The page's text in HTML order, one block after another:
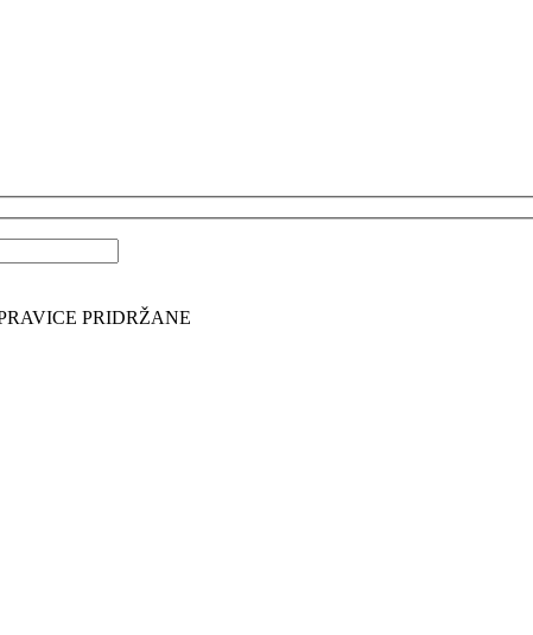
PRIDRŽANE